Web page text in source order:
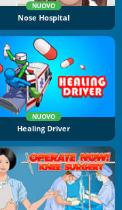
NUOVO
Nose Hospital
NUOVO
Healing Driver